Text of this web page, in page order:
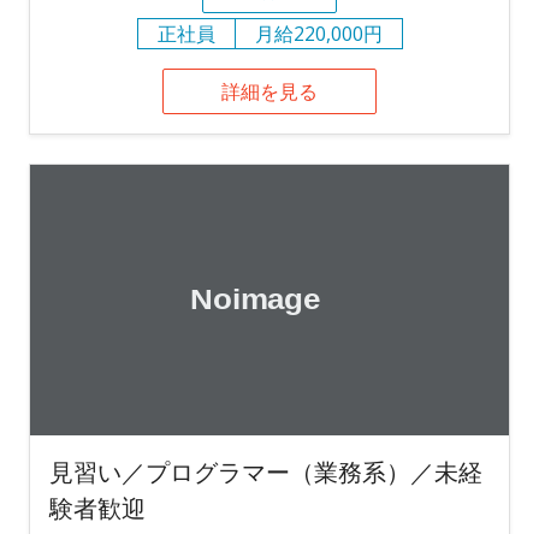
正社員
月給220,000円
詳細を見る
見習い／プログラマー（業務系）／未経
験者歓迎